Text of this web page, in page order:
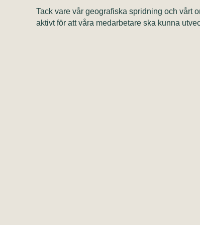
Tack vare vår geografiska spridning och vårt
aktivt för att våra medarbetare ska kunna